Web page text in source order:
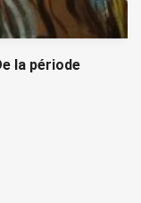
la période